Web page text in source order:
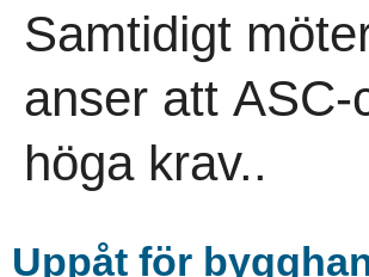
Samtidigt
anser att
höga krav..